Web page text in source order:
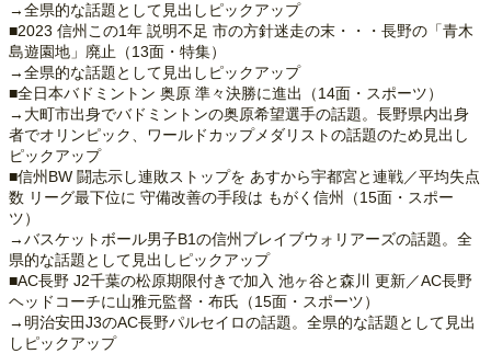
→全県的な話題として見出しピックアップ
■2023 信州この1年 説明不足 市の方針迷走の末・・・長野の「青木
島遊園地」廃止（13面・特集）
→全県的な話題として見出しピックアップ
■全日本バドミントン 奥原 準々決勝に進出（14面・スポーツ）
→大町市出身でバドミントンの奥原希望選手の話題。長野県内出身
者でオリンピック、ワールドカップメダリストの話題のため見出し
ピックアップ
■信州BW 闘志示し連敗ストップを あすから宇都宮と連戦／平均失点
数 リーグ最下位に 守備改善の手段は もがく信州（15面・スポー
ツ）
→バスケットボール男子B1の信州ブレイブウォリアーズの話題。全
県的な話題として見出しピックアップ
■AC長野 J2千葉の松原期限付きで加入 池ヶ谷と森川 更新／AC長野
ヘッドコーチに山雅元監督・布氏（15面・スポーツ）
→明治安田J3のAC長野パルセイロの話題。全県的な話題として見出
しピックアップ